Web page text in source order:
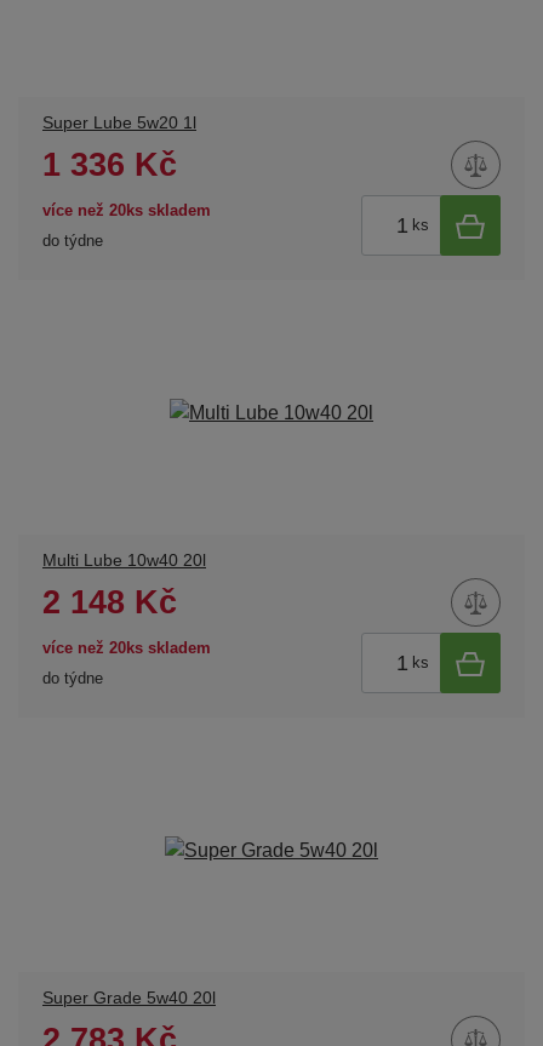
Super Lube 5w20 1l
1 336 Kč
více než 20ks skladem
do týdne
ks
Multi Lube 10w40 20l
2 148 Kč
více než 20ks skladem
do týdne
ks
Super Grade 5w40 20l